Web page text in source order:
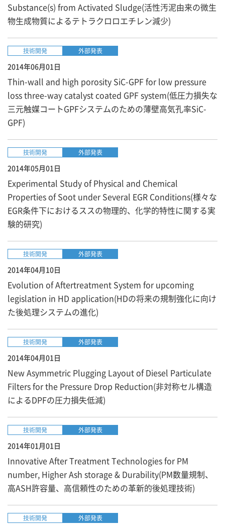
Substance(s) from Activated Sludge(活性汚泥由来の微生
物生成物質によるテトラクロロエチレン減少)
技術開発 外部発表
2014年06月01日
Thin-wall and high porosity SiC-GPF for low pressure
loss three-way catalyst coated GPF system(低圧力損失な
三元触媒コートGPFシステムのための薄壁高気孔率SiC-
GPF)
技術開発 外部発表
2014年05月01日
Experimental Study of Physical and Chemical
Properties of Soot under Several EGR Conditions(様々な
EGR条件下におけるススの物理的、化学的特性に関する実
験的研究)
技術開発 外部発表
2014年04月10日
Evolution of Aftertreatment System for upcoming
legislation in HD application(HDの将来の規制強化に向け
た後処理システムの進化)
技術開発 外部発表
2014年04月01日
New Asymmetric Plugging Layout of Diesel Particulate
Filters for the Pressure Drop Reduction(非対称セル構造
によるDPFの圧力損失低減)
技術開発 外部発表
2014年01月01日
Innovative After Treatment Technologies for PM
number, Higher Ash storage & Durability(PM数量規制、
高ASH許容量、高信頼性のための革新的後処理技術)
技術開発 外部発表